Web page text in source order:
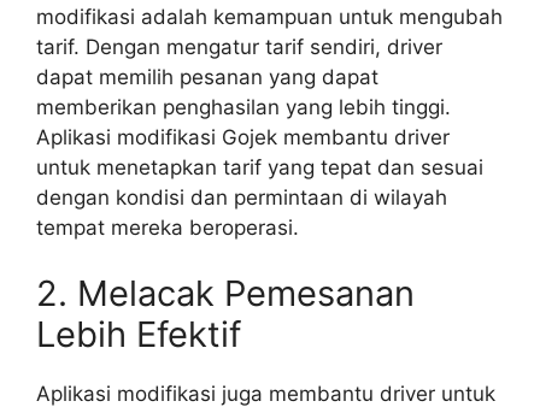
modifikasi adalah kemampuan untuk mengubah
tarif. Dengan mengatur tarif sendiri, driver
dapat memilih pesanan yang dapat
memberikan penghasilan yang lebih tinggi.
Aplikasi modifikasi Gojek membantu driver
untuk menetapkan tarif yang tepat dan sesuai
dengan kondisi dan permintaan di wilayah
tempat mereka beroperasi.
2. Melacak Pemesanan
Lebih Efektif
Aplikasi modifikasi juga membantu driver untuk